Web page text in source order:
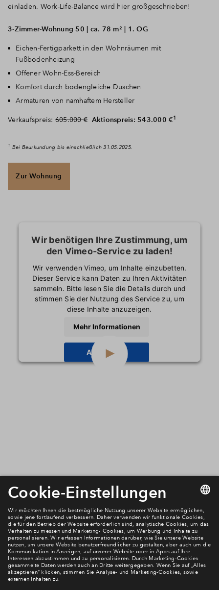
einladen. Work-Life-Balance wird hier großgeschrieben!
3-Zimmer-Wohnung 50 | ca. 78 m² | 1. OG
Eichen-Fertigparkett in den Wohnräumen mit
Fußbodenheizung
Offener Wohn-Ess-Bereich
Komfort durch bodengleiche Duschen
Armaturen von namhaftem Hersteller
Verkaufspreis: 605.000 € Aktionspreis: 543.000 €1
1 Bei Beurkundung bis einschließlich 31.05.2025.
Zur Wohnung
Wir benötigen Ihre Zustimmung, um
den Vimeo-Service zu laden!
Wir verwenden Vimeo, um Inhalte einzubetten.
Dieser Service kann Daten zu Ihren Aktivitäten
sammeln. Bitte lesen Sie die Details durch und
stimmen Sie der Nutzung des Service zu, um
diese Inhalte anzuzeigen.
Mehr Informationen
Akzeptieren
Newsletter Anmeldung
Verpassen Sie zu diesem Wohnprojekt keine Neuigkeiten
mehr! Wir halten Sie auf dem Laufenden – mit unserem
regelmäßig erscheinenden Newsletter informieren wir Sie
über den Stand dieses und weiterer Neubauprojekte.